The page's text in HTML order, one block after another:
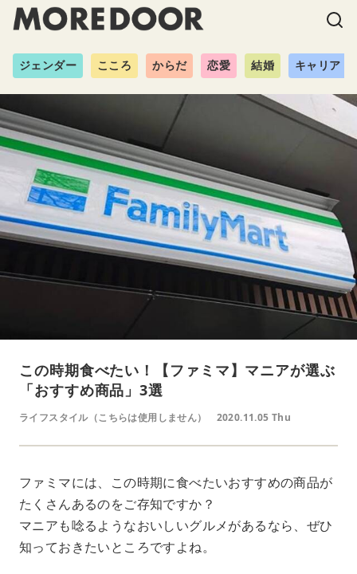
ジェンダー こころ からだ 恋愛 結婚 キャリア
この時期食べたい！【ファミマ】マニアが選ぶ
「おすすめ商品」3選
ライフスタイル（こちらは使用しません） 2020.11.05 Thu
ファミマには、この時期に食べたいおすすめの商品が
たくさんあるのをご存知ですか？
マニアも唸るようなおいしいグルメがあるなら、ぜひ
知っておきたいところですよね。